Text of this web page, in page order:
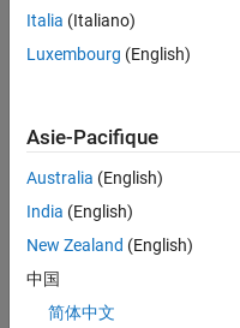
ou
afficher
l’ensemble
d'emploi.
malgré
tout
vous
trouvez
pas
Italia (Italiano)
Luxembourg (English)
Asie-Pacifique
Australia (English)
India (English)
New Zealand (English)
中国
简体中文